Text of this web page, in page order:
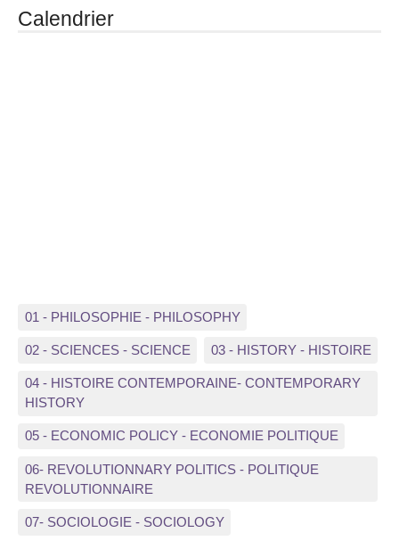
Calendrier
01 - PHILOSOPHIE - PHILOSOPHY
02 - SCIENCES - SCIENCE 03 - HISTORY - HISTOIRE
04 - HISTOIRE CONTEMPORAINE- CONTEMPORARY
HISTORY
05 - ECONOMIC POLICY - ECONOMIE POLITIQUE
06- REVOLUTIONNARY POLITICS - POLITIQUE
REVOLUTIONNAIRE
07- SOCIOLOGIE - SOCIOLOGY